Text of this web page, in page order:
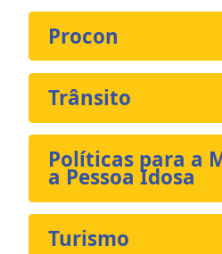
Procon
Trânsito
Políticas para a
a Pessoa Idosa
Turismo